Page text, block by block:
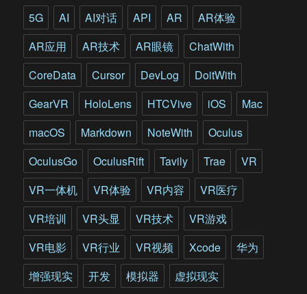
5G AI AI对话 API AR
AR体验
AR应用
AR技术 AR眼镜
ChatWith
CoreData
Cursor DevLog
DoitWith
GearVR
HoloLens HTCVive iOS
Mac
macOS
Markdown NoteWith
Oculus
OculusGo
OculusRift Tavily Trae
VR
VR一体机
VR体验 VR内容
VR医疗
VR培训
VR头显 VR技术
VR游戏
VR电影
VR行业 VR视频 Xcode
华为
增强现实
开发 模拟器 虚拟现实